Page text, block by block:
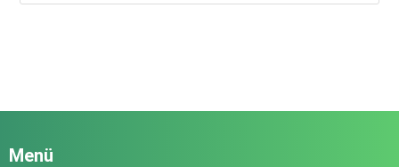
Menü